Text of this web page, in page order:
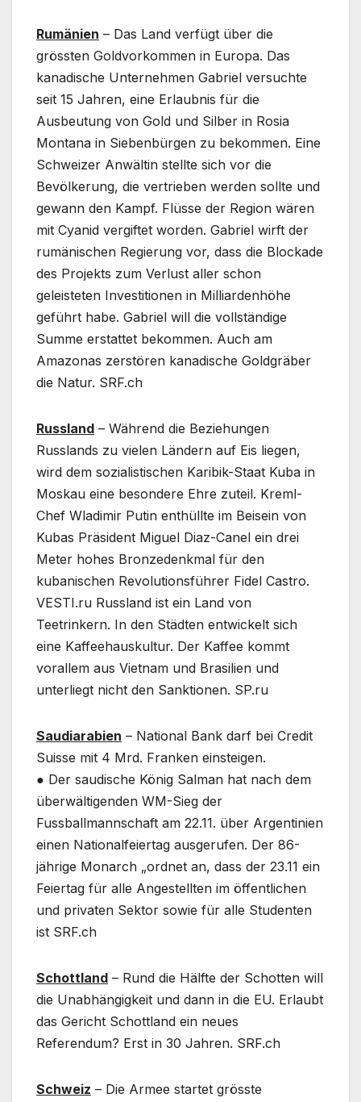
Rumänien – Das Land verfügt über die
grössten Goldvorkommen in Europa. Das
kanadische Unternehmen Gabriel versuchte
seit 15 Jahren, eine Erlaubnis für die
Ausbeutung von Gold und Silber in Rosia
Montana in Siebenbürgen zu bekommen. Eine
Schweizer Anwältin stellte sich vor die
Bevölkerung, die vertrieben werden sollte und
gewann den Kampf. Flüsse der Region wären
mit Cyanid vergiftet worden. Gabriel wirft der
rumänischen Regierung vor, dass die Blockade
des Projekts zum Verlust aller schon
geleisteten Investitionen in Milliardenhöhe
geführt habe. Gabriel will die vollständige
Summe erstattet bekommen. Auch am
Amazonas zerstören kanadische Goldgräber
die Natur. SRF.ch
Russland – Während die Beziehungen
Russlands zu vielen Ländern auf Eis liegen,
wird dem sozialistischen Karibik-Staat Kuba in
Moskau eine besondere Ehre zuteil. Kreml-
Chef Wladimir Putin enthüllte im Beisein von
Kubas Präsident Miguel Diaz-Canel ein drei
Meter hohes Bronzedenkmal für den
kubanischen Revolutionsführer Fidel Castro.
VESTI.ru Russland ist ein Land von
Teetrinkern. In den Städten entwickelt sich
eine Kaffeehauskultur. Der Kaffee kommt
vorallem aus Vietnam und Brasilien und
unterliegt nicht den Sanktionen. SP.ru
Saudiarabien – National Bank darf bei Credit
Suisse mit 4 Mrd. Franken einsteigen.
● Der saudische König Salman hat nach dem
überwältigenden WM-Sieg der
Fussballmannschaft am 22.11. über Argentinien
einen Nationalfeiertag ausgerufen. Der 86-
jährige Monarch „ordnet an, dass der 23.11 ein
Feiertag für alle Angestellten im öffentlichen
und privaten Sektor sowie für alle Studenten
ist SRF.ch
Schottland – Rund die Hälfte der Schotten will
die Unabhängigkeit und dann in die EU. Erlaubt
das Gericht Schottland ein neues
Referendum? Erst in 30 Jahren. SRF.ch
Schweiz – Die Armee startet grösste